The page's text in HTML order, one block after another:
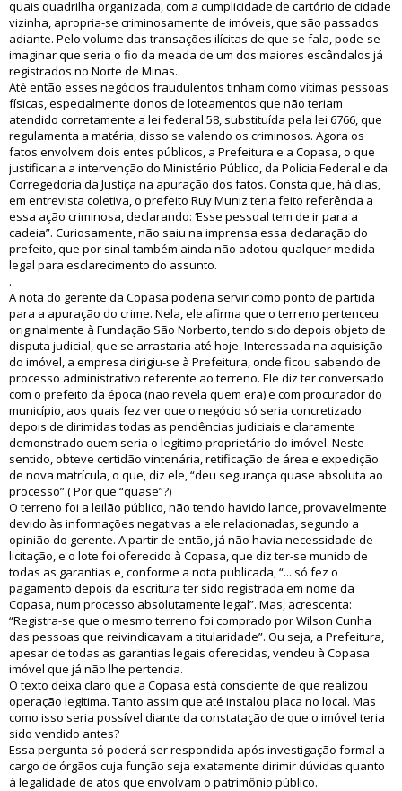
quais quadrilha organizada, com a cumplicidade de cartório de cidade
vizinha, apropria-se criminosamente de imóveis, que são passados
adiante. Pelo volume das transações ilícitas de que se fala, pode-se
imaginar que seria o fio da meada de um dos maiores escândalos já
registrados no Norte de Minas.
Até então esses negócios fraudulentos tinham como vítimas pessoas
físicas, especialmente donos de loteamentos que não teriam
atendido corretamente a lei federal 58, substituída pela lei 6766, que
regulamenta a matéria, disso se valendo os criminosos. Agora os
fatos envolvem dois entes públicos, a Prefeitura e a Copasa, o que
justificaria a intervenção do Ministério Público, da Polícia Federal e da
Corregedoria da Justiça na apuração dos fatos. Consta que, há dias,
em entrevista coletiva, o prefeito Ruy Muniz teria feito referência a
essa ação criminosa, declarando: ‘Esse pessoal tem de ir para a
cadeia”. Curiosamente, não saiu na imprensa essa declaração do
prefeito, que por sinal também ainda não adotou qualquer medida
legal para esclarecimento do assunto.
.
A nota do gerente da Copasa poderia servir como ponto de partida
para a apuração do crime. Nela, ele afirma que o terreno pertenceu
originalmente à Fundação São Norberto, tendo sido depois objeto de
disputa judicial, que se arrastaria até hoje. Interessada na aquisição
do imóvel, a empresa dirigiu-se à Prefeitura, onde ficou sabendo de
processo administrativo referente ao terreno. Ele diz ter conversado
com o prefeito da época (não revela quem era) e com procurador do
município, aos quais fez ver que o negócio só seria concretizado
depois de dirimidas todas as pendências judiciais e claramente
demonstrado quem seria o legítimo proprietário do imóvel. Neste
sentido, obteve certidão vintenária, retificação de área e expedição
de nova matrícula, o que, diz ele, “deu segurança quase absoluta ao
processo”.( Por que “quase”?)
O terreno foi a leilão público, não tendo havido lance, provavelmente
devido às informações negativas a ele relacionadas, segundo a
opinião do gerente. A partir de então, já não havia necessidade de
licitação, e o lote foi oferecido à Copasa, que diz ter-se munido de
todas as garantias e, conforme a nota publicada, “... só fez o
pagamento depois da escritura ter sido registrada em nome da
Copasa, num processo absolutamente legal”. Mas, acrescenta:
“Registra-se que o mesmo terreno foi comprado por Wilson Cunha
das pessoas que reivindicavam a titularidade”. Ou seja, a Prefeitura,
apesar de todas as garantias legais oferecidas, vendeu à Copasa
imóvel que já não lhe pertencia.
O texto deixa claro que a Copasa está consciente de que realizou
operação legítima. Tanto assim que até instalou placa no local. Mas
como isso seria possível diante da constatação de que o imóvel teria
sido vendido antes?
Essa pergunta só poderá ser respondida após investigação formal a
cargo de órgãos cuja função seja exatamente dirimir dúvidas quanto
à legalidade de atos que envolvam o patrimônio público.